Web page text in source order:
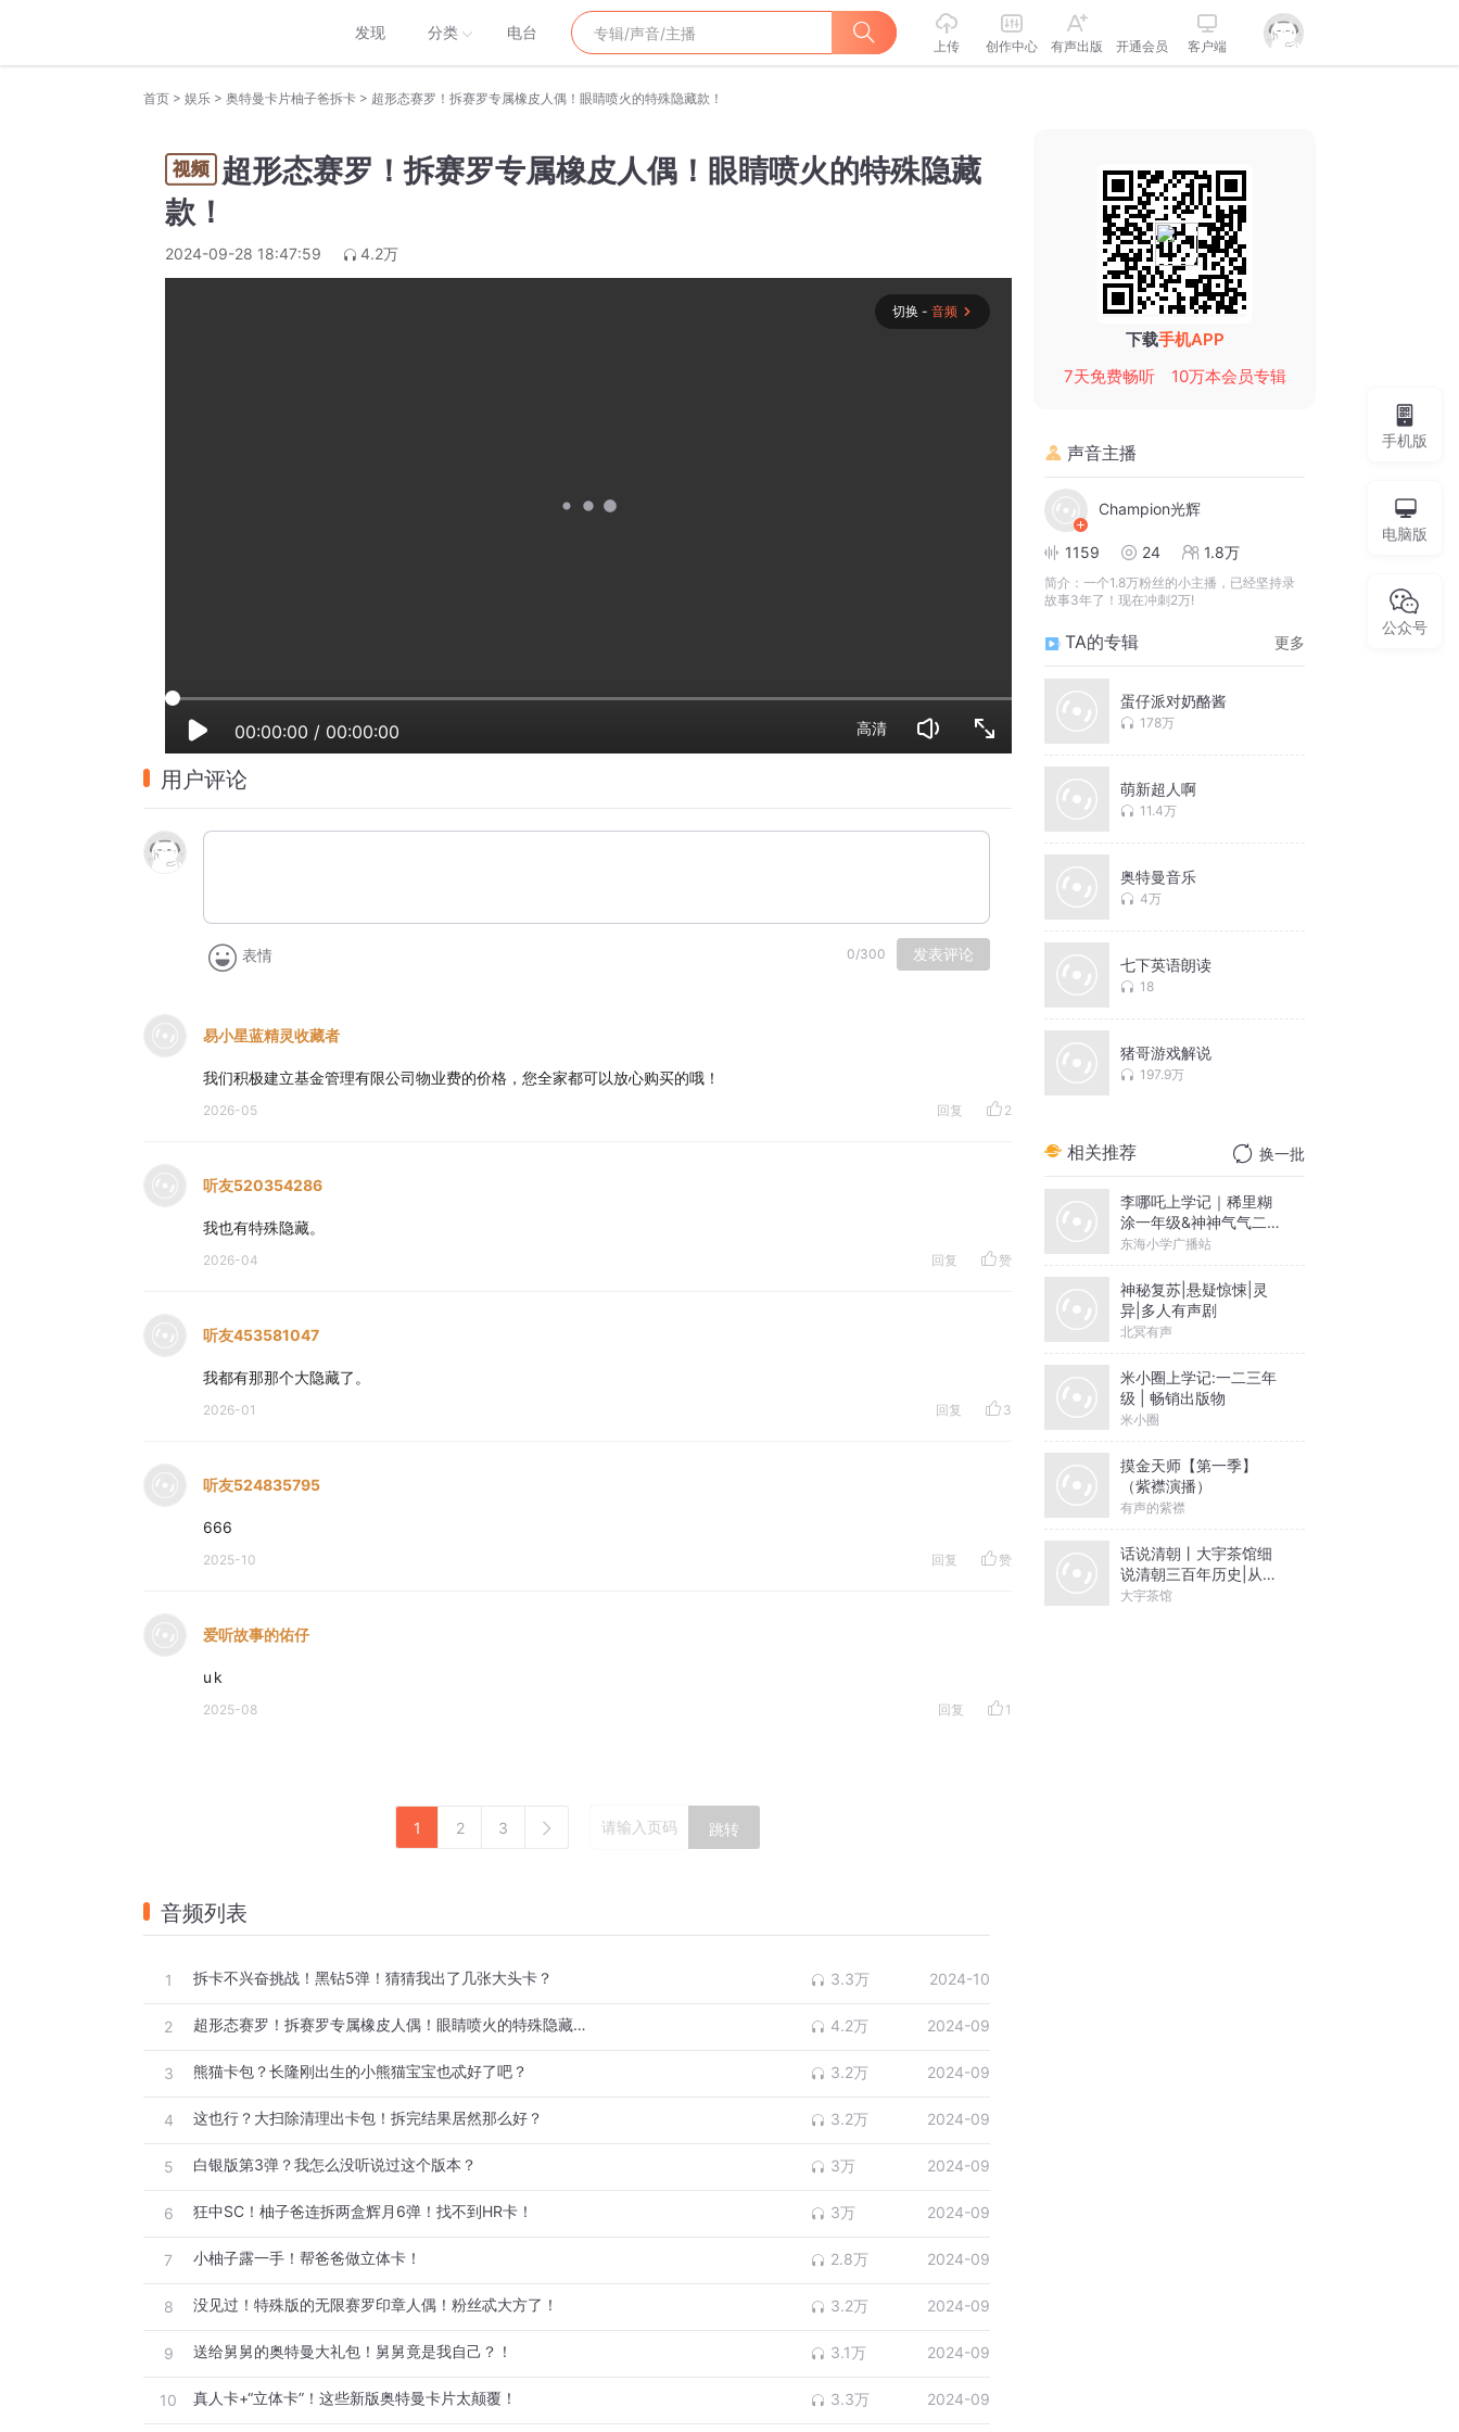
发现 分类 电台
上传 创作中心 有声出版 开通会员 客户端
首页 > 娱乐 > 奥特曼卡片柚子爸拆卡 > 超形态赛罗！拆赛罗专属橡皮人偶！眼睛喷火的特殊隐藏款！
超形态赛罗！拆赛罗专属橡皮人偶！眼睛喷火的特殊隐藏
款！
2024-09-28 18:47:59 4.2万
切换 - 音频
00:00:00 / 00:00:00 高清
用户评论
表情 0/300 发表评论
易小星蓝精灵收藏者
我们积极建立基金管理有限公司物业费的价格，您全家都可以放心购买的哦！
2026-05 回复 2
听友520354286
我也有特殊隐藏。
2026-04 回复 赞
听友453581047
我都有那那个大隐藏了。
2026-01 回复 3
听友524835795
666
2025-10 回复 赞
爱听故事的佑仔
u k
2025-08 回复 1
1 2 3 跳转
音频列表
1 拆卡不兴奋挑战！黑钻5弹！猜猜我出了几张大头卡？ 3.3万 2024-10
2 超形态赛罗！拆赛罗专属橡皮人偶！眼睛喷火的特殊隐藏款！ 4.2万 2024-09
3 熊猫卡包？长隆刚出生的小熊猫宝宝也忒好了吧？ 3.2万 2024-09
4 这也行？大扫除清理出卡包！拆完结果居然那么好？ 3.2万 2024-09
5 白银版第3弹？我怎么没听说过这个版本？ 3万 2024-09
6 狂中SC！柚子爸连拆两盒辉月6弹！找不到HR卡！ 3万 2024-09
7 小柚子露一手！帮爸爸做立体卡！ 2.8万 2024-09
8 没见过！特殊版的无限赛罗印章人偶！粉丝忒大方了！ 3.2万 2024-09
9 送给舅舅的奥特曼大礼包！舅舅竟是我自己？！ 3.1万 2024-09
10 真人卡+“立体卡”！这些新版奥特曼卡片太颠覆！ 3.3万 2024-09
下载手机APP
7天免费畅听
10万本会员专辑
声音主播
Champion光辉
1159 24 1.8万
简介： 一个1.8万粉丝的小主播，已经坚持录
故事3年了！现在冲刺2万!
TA的专辑 更多
蛋仔派对奶酪酱
178万
萌新超人啊
11.4万
奥特曼音乐
4万
七下英语朗读
18
猪哥游戏解说
197.9万
相关推荐 换一批
李哪吒上学记｜稀里糊
涂一年级&神神气气二年
级
东海小学广播站
神秘复苏|悬疑惊悚|灵
异|多人有声剧
北冥有声
米小圈上学记:一二三年
级 | 畅销出版物
米小圈
摸金天师【第一季】
（紫襟演播）
有声的紫襟
话说清朝丨大宇茶馆细
说清朝三百年历史|从努
尔哈赤到末代皇帝溥仪|
大宇茶馆
手机版
电脑版
公众号